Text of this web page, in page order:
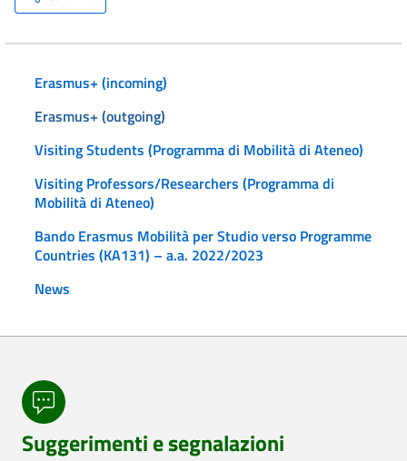
Erasmus+ (incoming)
Erasmus+ (outgoing)
Visiting Students (Programma di Mobilità di Ateneo)
Visiting Professors/Researchers (Programma di
Mobilità di Ateneo)
Bando Erasmus Mobilità per Studio verso Programme
Countries (KA131) – a.a. 2022/2023
News
Suggerimenti e segnalazioni